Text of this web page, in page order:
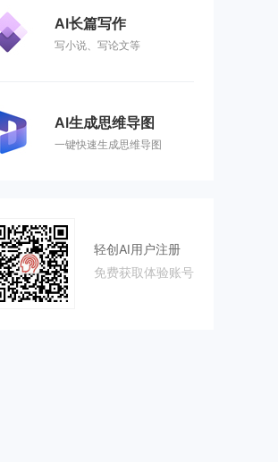
AI长篇写作
写小说、写论文等
AI生成思维导图
一键快速生成思维导图
轻创AI用户注册
免费获取体验账号